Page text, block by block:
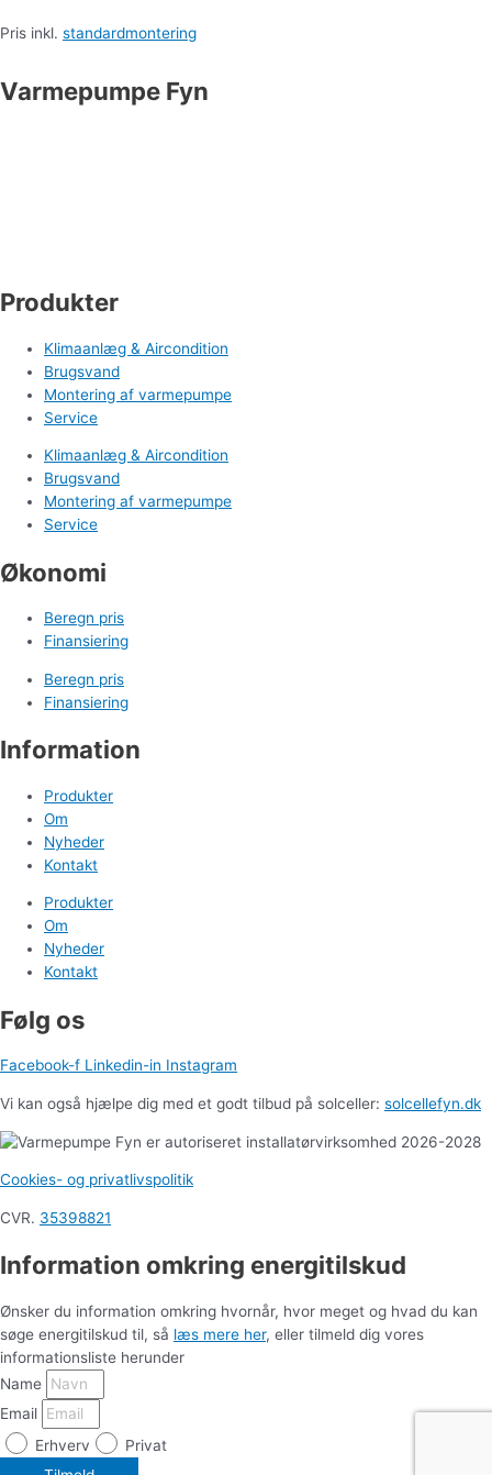
Pris inkl. standardmontering
Varmepumpe Fyn
Produkter
Klimaanlæg & Aircondition
Brugsvand
Montering af varmepumpe
Service
Klimaanlæg & Aircondition
Brugsvand
Montering af varmepumpe
Service
Økonomi
Beregn pris
Finansiering
Beregn pris
Finansiering
Information
Produkter
Om
Nyheder
Kontakt
Produkter
Om
Nyheder
Kontakt
Følg os
Facebook-f Linkedin-in Instagram
Vi kan også hjælpe dig med et godt tilbud på solceller: solcellefyn.dk
Cookies- og privatlivspolitik
CVR. 35398821
Information omkring energitilskud
Ønsker du information omkring hvornår, hvor meget og hvad du kan
søge energitilskud til, så læs mere her, eller tilmeld dig vores
informationsliste herunder
Name
Email
Erhverv
Privat